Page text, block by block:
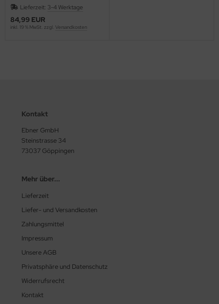
ESD metallfrei SportStar 5113
Lieferzeit: 3-4 Werktage
84,99 EUR
inkl. 19 % MwSt. zzgl. Versandkosten
Kontakt
Ebner GmbH
Steinstrasse 34
73037 Göppingen
Mehr über...
Lieferzeit
Liefer- und Versandkosten
Zahlungsmittel
Impressum
Unsere AGB
Privatsphäre und Datenschutz
Widerrufsrecht
Kontakt